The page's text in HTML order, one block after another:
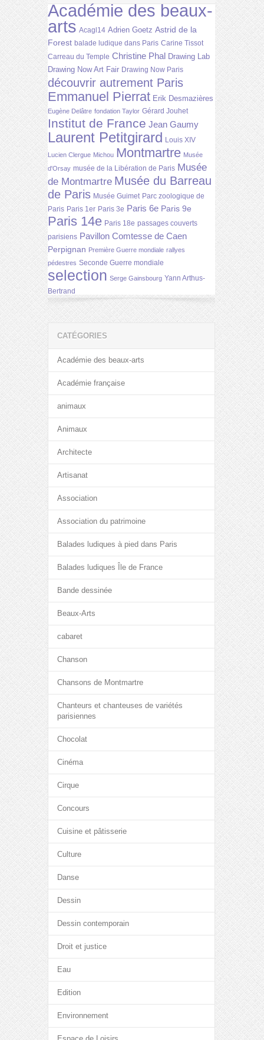
Académie des beaux-
arts Acagl14 Adrien Goetz Astrid de la
Forest balade ludique dans Paris Carine Tissot
Carreau du Temple Christine Phal Drawing Lab
Drawing Now Art Fair Drawing Now Paris
découvrir autrement Paris
Emmanuel Pierrat Erik Desmazières
Eugène Delâtre fondation Taylor Gérard Jouhet
Institut de France Jean Gaumy
Laurent Petitgirard Louis XIV
Lucien Clergue Michou Montmartre Musée
d'Orsay musée de la Libération de Paris Musée
de Montmartre Musée du Barreau
de Paris Musée Guimet Parc zoologique de
Paris Paris 1er Paris 3e Paris 6e Paris 9e
Paris 14e Paris 18e passages couverts
parisiens Pavillon Comtesse de Caen
Perpignan Première Guerre mondiale rallyes
pédestres Seconde Guerre mondiale
selection Serge Gainsbourg Yann Arthus-
Bertrand
CATÉGORIES
Académie des beaux-arts
Académie française
animaux
Animaux
Architecte
Artisanat
Association
Association du patrimoine
Balades ludiques à pied dans Paris
Balades ludiques Île de France
Bande dessinée
Beaux-Arts
cabaret
Chanson
Chansons de Montmartre
Chanteurs et chanteuses de variétés
parisiennes
Chocolat
Cinéma
Cirque
Concours
Cuisine et pâtisserie
Culture
Danse
Dessin
Dessin contemporain
Droit et justice
Eau
Edition
Environnement